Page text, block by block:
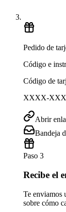
Pedido de
Código e
Código de
XXXX-
Abrir
Bandeja
Paso 3
Recibe el
Te enviamos
sobre cómo